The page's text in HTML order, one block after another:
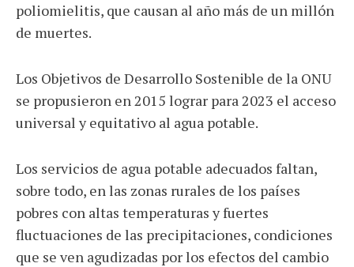
poliomielitis, que causan al año más de un millón
de muertes.
Los Objetivos de Desarrollo Sostenible de la ONU
se propusieron en 2015 lograr para 2023 el acceso
universal y equitativo al agua potable.
Los servicios de agua potable adecuados faltan,
sobre todo, en las zonas rurales de los países
pobres con altas temperaturas y fuertes
fluctuaciones de las precipitaciones, condiciones
que se ven agudizadas por los efectos del cambio